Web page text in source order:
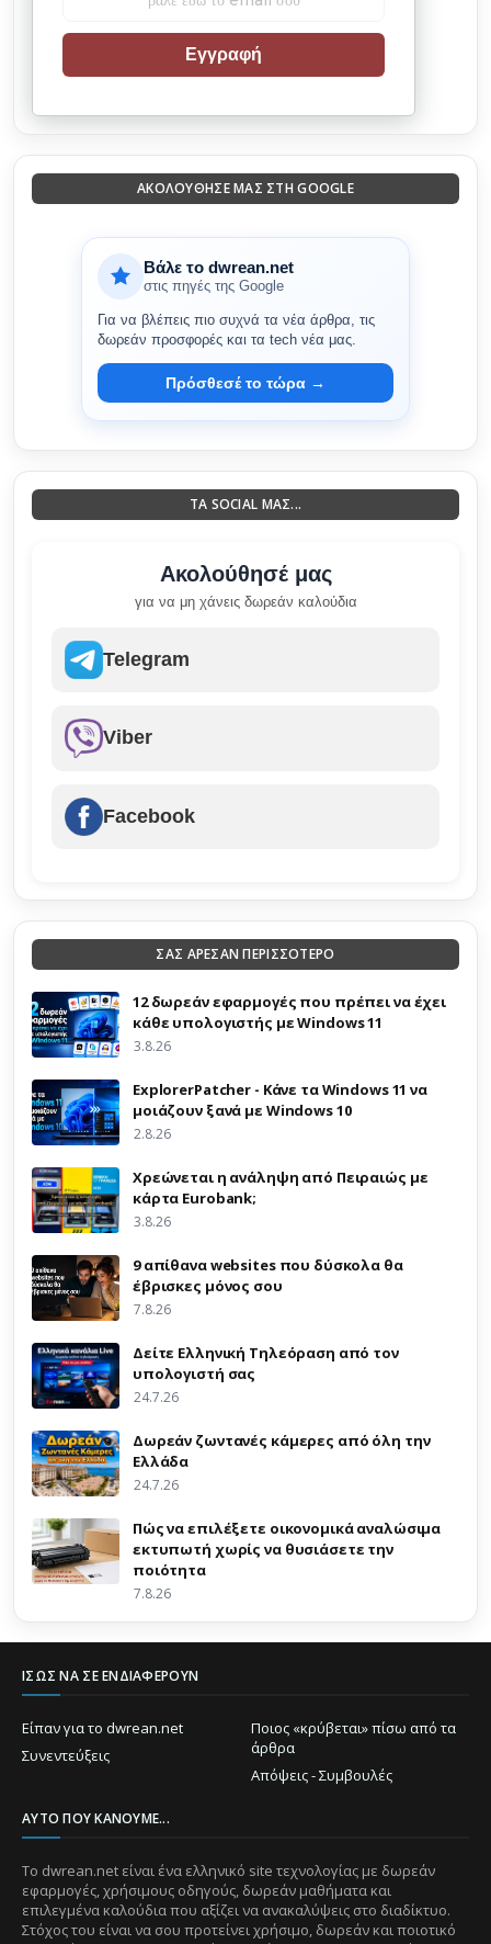
Εγγραφή
ΑΚΟΛΟΎΘΗΣΈ ΜΑΣ ΣΤΗ GOOGLE
Βάλε το dwrean.net
στις πηγές της Google
Για να βλέπεις πιο συχνά τα νέα άρθρα, τις
δωρεάν προσφορές και τα tech νέα μας.
Πρόσθεσέ το τώρα →
ΤΑ SOCIAL ΜΑΣ...
Ακολούθησέ μας
για να μη χάνεις δωρεάν καλούδια
Telegram
Viber
Facebook
ΣΑΣ ΑΡΕΣΑΝ ΠΕΡΙΣΣΟΤΕΡΟ
12 δωρεάν εφαρμογές που πρέπει να έχει
κάθε υπολογιστής με Windows 11
3.8.26
ExplorerPatcher - Κάνε τα Windows 11 να
μοιάζουν ξανά με Windows 10
2.8.26
Χρεώνεται η ανάληψη από Πειραιώς με
κάρτα Eurobank;
3.8.26
9 απίθανα websites που δύσκολα θα
έβρισκες μόνος σου
7.8.26
Δείτε Ελληνική Τηλεόραση από τον
υπολογιστή σας
24.7.26
Δωρεάν ζωντανές κάμερες από όλη την
Ελλάδα
24.7.26
Πώς να επιλέξετε οικονομικά αναλώσιμα
εκτυπωτή χωρίς να θυσιάσετε την
ποιότητα
7.8.26
ΊΣΩΣ ΝΑ ΣΕ ΕΝΔΙΑΦΈΡΟΥΝ
Είπαν για το dwrean.net
Ποιος «κρύβεται» πίσω από τα
άρθρα
Συνεντεύξεις
Απόψεις - Συμβουλές
ΑΥΤΌ ΠΟΥ ΚΆΝΟΥΜΕ...
Το dwrean.net είναι ένα ελληνικό site τεχνολογίας με δωρεάν
εφαρμογές, χρήσιμους οδηγούς, δωρεάν μαθήματα και
επιλεγμένα καλούδια που αξίζει να ανακαλύψεις στο διαδίκτυο.
Στόχος του είναι να σου προτείνει χρήσιμο, δωρεάν και ποιοτικό